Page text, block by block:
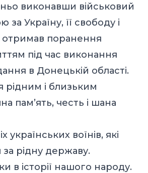
виконавши військовий
за Україну, її свободу і
отримав поранення
під час виконання
в Донецькій області.
рідним і близьким
пам’ять, честь і шана
українських воїнів, які
за рідну державу.
в історії нашого народу.